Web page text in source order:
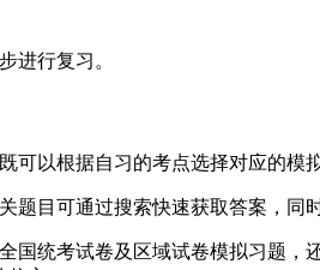
进行复习。
以根据自习的考点选择对应的模
目可通过搜索快速获取答案，同
国统考试卷及区域试卷模拟习题